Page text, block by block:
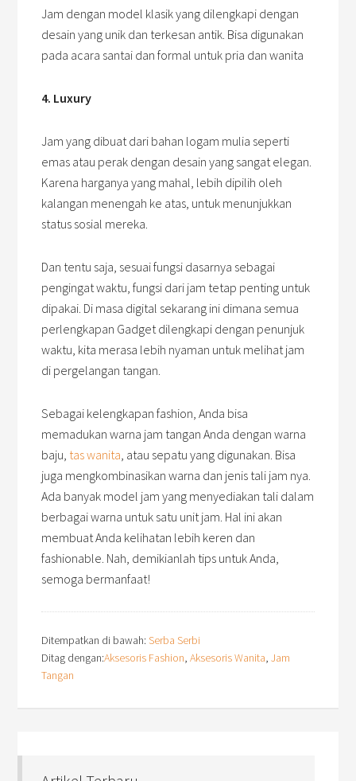
Jam dengan model klasik yang dilengkapi dengan
desain yang unik dan terkesan antik. Bisa digunakan
pada acara santai dan formal untuk pria dan wanita
4. Luxury
Jam yang dibuat dari bahan logam mulia seperti
emas atau perak dengan desain yang sangat elegan.
Karena harganya yang mahal, lebih dipilih oleh
kalangan menengah ke atas, untuk menunjukkan
status sosial mereka.
Dan tentu saja, sesuai fungsi dasarnya sebagai
pengingat waktu, fungsi dari jam tetap penting untuk
dipakai. Di masa digital sekarang ini dimana semua
perlengkapan Gadget dilengkapi dengan penunjuk
waktu, kita merasa lebih nyaman untuk melihat jam
di pergelangan tangan.
Sebagai kelengkapan fashion, Anda bisa
memadukan warna jam tangan Anda dengan warna
baju, tas wanita, atau sepatu yang digunakan. Bisa
juga mengkombinasikan warna dan jenis tali jam nya.
Ada banyak model jam yang menyediakan tali dalam
berbagai warna untuk satu unit jam. Hal ini akan
membuat Anda kelihatan lebih keren dan
fashionable. Nah, demikianlah tips untuk Anda,
semoga bermanfaat!
Ditempatkan di bawah:Serba Serbi
Ditag dengan:Aksesoris Fashion,Aksesoris Wanita,Jam
Tangan